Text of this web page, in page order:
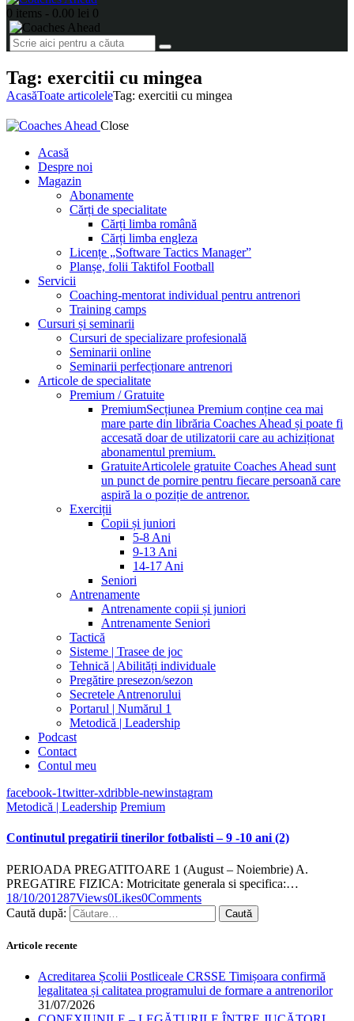
0 items - 0.00 lei 0
Tag: exercitii cu mingea
AcasăToate articoleleTag: exercitii cu mingea
Close
Acasă
Despre noi
Magazin
Abonamente
Cărți de specialitate
Cărți limba română
Cărți limba engleza
Licențe „Software Tactics Manager”
Planșe, folii Taktifol Football
Servicii
Coaching-mentorat individual pentru antrenori
Training camps
Cursuri și seminarii
Cursuri de specializare profesională
Seminarii online
Seminarii perfecționare antrenori
Articole de specialitate
Premium / Gratuite
PremiumSecțiunea Premium conține cea mai
mare parte din librăria Coaches Ahead și poate fi
accesată doar de utilizatorii care au achiziționat
abonamentul premium.
GratuiteArticolele gratuite Coaches Ahead sunt
un punct de pornire pentru fiecare persoană care
aspiră la o poziție de antrenor.
Exerciții
Copii și juniori
5-8 Ani
9-13 Ani
14-17 Ani
Seniori
Antrenamente
Antrenamente copii și juniori
Antrenamente Seniori
Tactică
Sisteme | Trasee de joc
Tehnică | Abilități individuale
Pregătire presezon/sezon
Secretele Antrenorului
Portarul | Numărul 1
Metodică | Leadership
Podcast
Contact
Contul meu
facebook-1twitter-xdribble-newinstagram
Metodică | Leadership Premium
Continutul pregatirii tinerilor fotbalisti – 9 -10 ani (2)
PERIOADA PREGATITOARE 1 (August – Noiembrie) A.
PREGATIRE FIZICA: Motricitate generala si specifica:…
18/10/201287Views0Likes0Comments
Caută după:
Articole recente
Acreditarea Școlii Postliceale CRSSE Timișoara confirmă
legalitatea și calitatea programului de formare a antrenorilor
31/07/2026